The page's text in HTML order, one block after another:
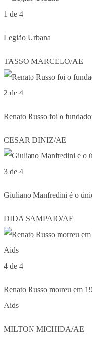
1 de 4
Legião Urbana
TASSO MARCELO/AE
2 de 4
Renato Russo foi o
CESAR DINIZ/AE
3 de 4
Giuliano Manfredini é o
DIDA SAMPAIO/AE
4 de 4
Renato Russo morreu em
Aids
MILTON MICHIDA/AE